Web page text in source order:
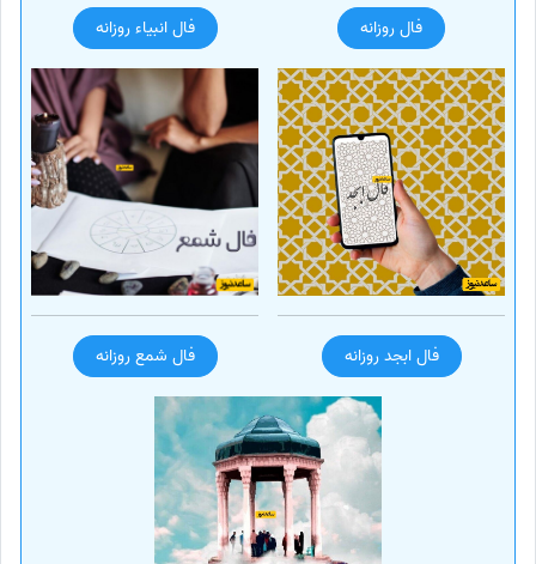
فال روزانه فال انبیاء روزانه
فال ابجد روزانه فال شمع روزانه